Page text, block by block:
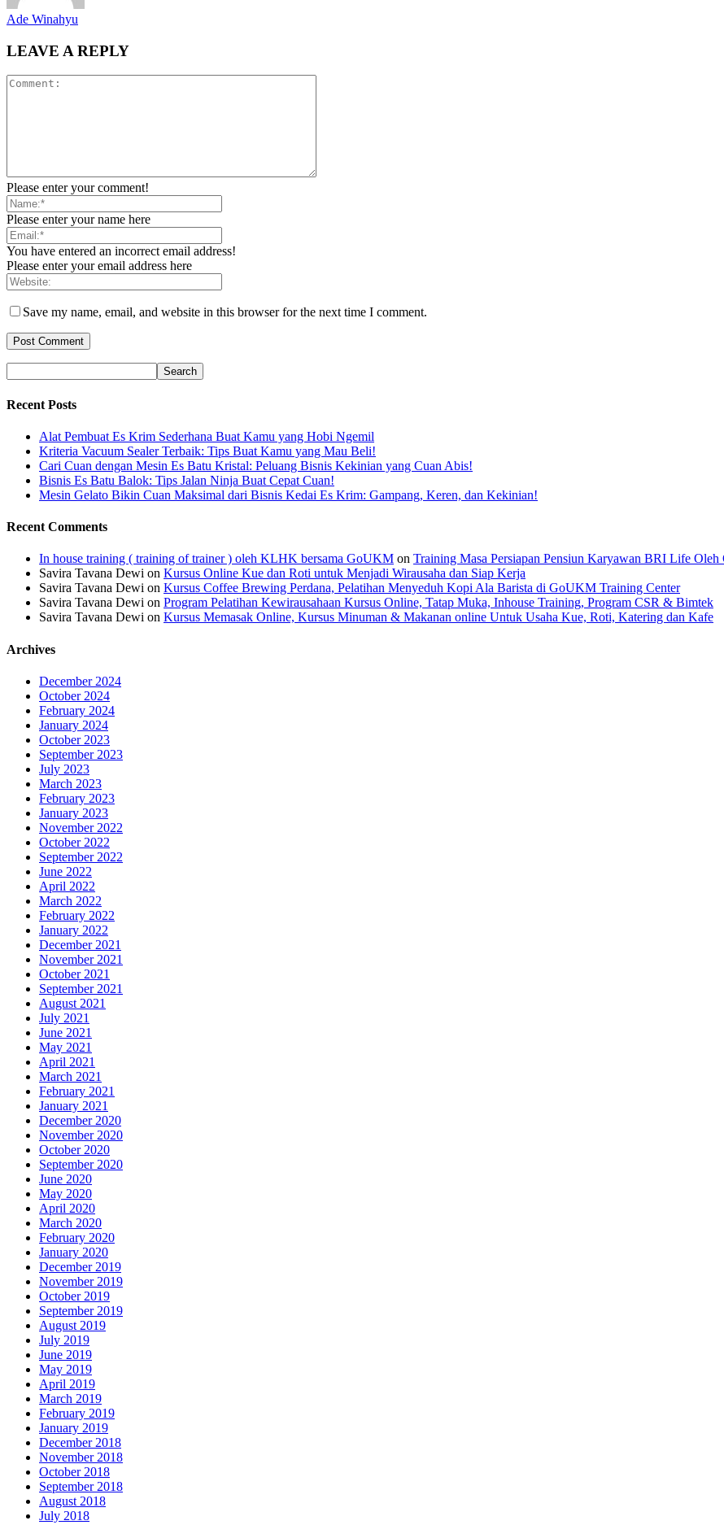
Ade Winahyu
LEAVE A REPLY
Please enter your comment!
Please enter your name here
You have entered an incorrect email address!
Please enter your email address here
Save my name, email, and website in this browser for the next time I comment.
Recent Posts
Alat Pembuat Es Krim Sederhana Buat Kamu yang Hobi Ngemil
Kriteria Vacuum Sealer Terbaik: Tips Buat Kamu yang Mau Beli!
Cari Cuan dengan Mesin Es Batu Kristal: Peluang Bisnis Kekinian yang Cuan Abis!
Bisnis Es Batu Balok: Tips Jalan Ninja Buat Cepat Cuan!
Mesin Gelato Bikin Cuan Maksimal dari Bisnis Kedai Es Krim: Gampang, Keren, dan Kekinian!
Recent Comments
In house training ( training of trainer ) oleh KLHK bersama GoUKM on Training Masa Persiapan Pensiun Karyawan BRI Life
Savira Tavana Dewi on Kursus Online Kue dan Roti untuk Menjadi Wirausaha dan Siap Kerja
Savira Tavana Dewi on Kursus Coffee Brewing Perdana, Pelatihan Menyeduh Kopi Ala Barista di GoUKM Training Center
Savira Tavana Dewi on Program Pelatihan Kewirausahaan Kursus Online, Tatap Muka, Inhouse Training, Program CSR & Bimtek
Savira Tavana Dewi on Kursus Memasak Online, Kursus Minuman & Makanan online Untuk Usaha Kue, Roti, Katering dan Kafe
Archives
December 2024
October 2024
February 2024
January 2024
October 2023
September 2023
July 2023
March 2023
February 2023
January 2023
November 2022
October 2022
September 2022
June 2022
April 2022
March 2022
February 2022
January 2022
December 2021
November 2021
October 2021
September 2021
August 2021
July 2021
June 2021
May 2021
April 2021
March 2021
February 2021
January 2021
December 2020
November 2020
October 2020
September 2020
June 2020
May 2020
April 2020
March 2020
February 2020
January 2020
December 2019
November 2019
October 2019
September 2019
August 2019
July 2019
June 2019
May 2019
April 2019
March 2019
February 2019
January 2019
December 2018
November 2018
October 2018
September 2018
August 2018
July 2018